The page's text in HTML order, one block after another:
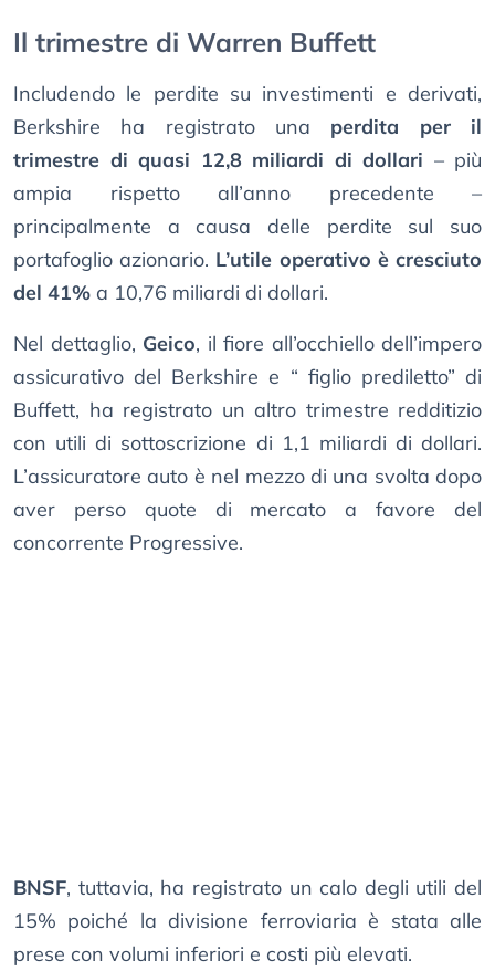
Il trimestre di Warren Buffett
Includendo le perdite su investimenti e derivati,
Berkshire ha registrato una perdita per il
trimestre di quasi 12,8 miliardi di dollari – più
ampia rispetto all’anno precedente –
principalmente a causa delle perdite sul suo
portafoglio azionario. L’utile operativo è cresciuto
del 41% a 10,76 miliardi di dollari.
Nel dettaglio, Geico, il fiore all’occhiello dell’impero
assicurativo del Berkshire e “ figlio prediletto” di
Buffett, ha registrato un altro trimestre redditizio
con utili di sottoscrizione di 1,1 miliardi di dollari.
L’assicuratore auto è nel mezzo di una svolta dopo
aver perso quote di mercato a favore del
concorrente Progressive.
BNSF, tuttavia, ha registrato un calo degli utili del
15% poiché la divisione ferroviaria è stata alle
prese con volumi inferiori e costi più elevati.